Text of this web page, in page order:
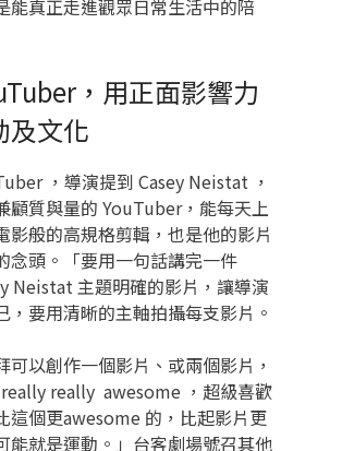
能真正走進觀眾日常生活中的陪
，用正面影響力
及文化
，導演提到 Casey Neistat ，
顧質與量的 YouTuber，能每天上
影般的高規格剪輯，也是他的影片
念頭。「要用一句話講完一件
Neistat 主題明確的影片，讓導演
，要用清晰的主軸拍攝每支影片。
可以創作一個影片、或兩個影片，
really awesome ，超級喜歡
這個更awesome 的，比起影片更
能就是運動。」台客劇場號召其他